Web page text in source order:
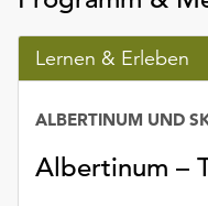
unserer
Datenschutzerklärung
dem
Impressum
Lernen & Erleben
Albertinum –